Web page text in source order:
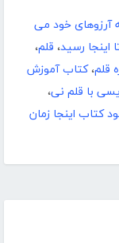
آرزوهای خود می
اینجا رسید، قلم،
قلم،کتاب آموزش
با قلم نی،
کتاب اینجا زمان